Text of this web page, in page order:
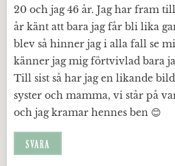
20 och jag 46 år. Jag har fram
år känt att bara jag får bli lika
blev så hinner jag i alla fall se
känner jag mig förtvivlad bara
Till sist så har jag en likande
syster och mamma, vi står på
och jag kramar hennes ben 😊
SVARA